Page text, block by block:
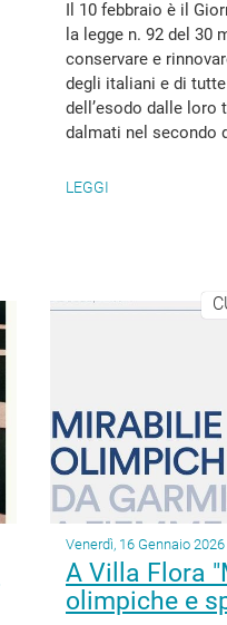
Il 10 febbraio è il
la legge n. 92 del 30
conservare e
degli italiani e di
dell’esodo dalle loro
dalmati nel secondo
LEGGI
Venerdì, 16 Gennaio 2026
A Villa Flora
olimpiche e